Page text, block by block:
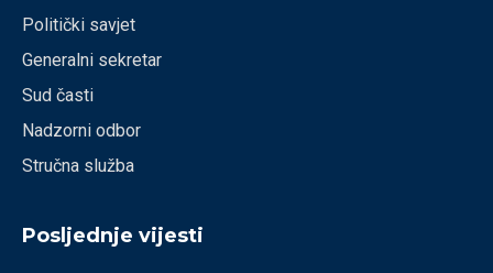
Politički savjet
Generalni sekretar
Sud časti
Nadzorni odbor
Stručna služba
Posljednje vijesti